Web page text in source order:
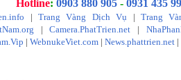
Hotline:0903 880 905 -0931 435
|Trang Vàng Dịch Vụ | Trang
|Camera.PhatTrien.net |
|WebnukeViet.com |News.phattrien.net |